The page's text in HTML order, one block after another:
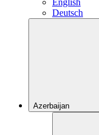
English
Deutsch
Azerbaijan